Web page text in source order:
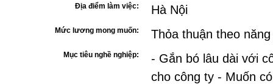
Địa điểm làm việc: Hà Nội
Mức lương mong muốn: Thỏa thuận theo
Mục tiêu nghề nghiệp:
- Gắn bó lâu dài với
cho công ty - Muốn